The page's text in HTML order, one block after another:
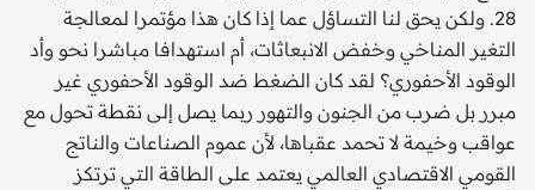
28. ولكن يحق لنا التساؤل عما إذا كان هذا مؤتمرا لمعالجة
التغير المناخي وخفض الانبعاثات، أم استهدافا مباشرا نحو وأد
الوقود الأحفوري؟ لقد كان الضغط ضد الوقود الأحفوري غير
مبرر بل ضرب من الجنون والتهور ربما يصل إلى نقطة تحول مع
عواقب وخيمة لا تحمد عقباها، لأن عموم الصناعات والناتج
القومي الاقتصادي العالمي يعتمد على الطاقة التي ترتكز